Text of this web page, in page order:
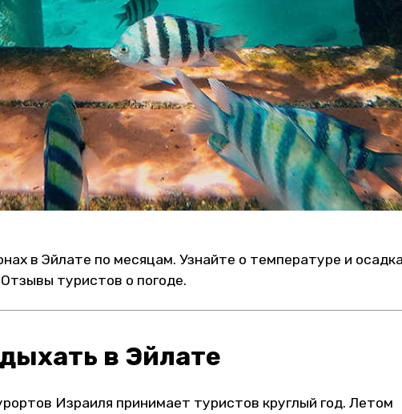
в Эйлате по месяцам. Узнайте о температуре и
туристов о погоде.
в Эйлате
Израиля принимает туристов круглый год. Летом